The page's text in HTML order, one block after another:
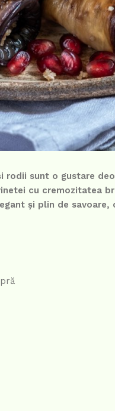
rodii sunt o gustare
cu cremozitatea
și plin de